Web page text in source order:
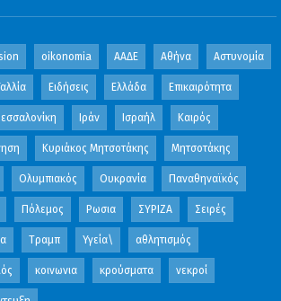
oikonomia ΑΑΔΕ Αθήνα Αστυνομία
Ειδήσεις Ελλάδα Επικαιρότητα
Ιράν Ισραήλ Καιρός
Κυριάκος Μητσοτάκης Μητσοτάκης
Ολυμπιακός Ουκρανία Παναθηναϊκός
Πόλεμος Ρωσια ΣΥΡΙΖΑ Σειρές
Τραμπ Υγεία\ αθλητισμός
κοινωνια κρούσματα νεκροί